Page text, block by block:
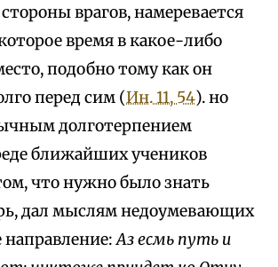
врагов, намеревается
время в какое-либо
подобно тому как он
перед сим (Ин. 11, 54). но
долготерпением
ближайших учеников
что нужно было знать
дал мыслям недоумевающих
Аз есмь путь и